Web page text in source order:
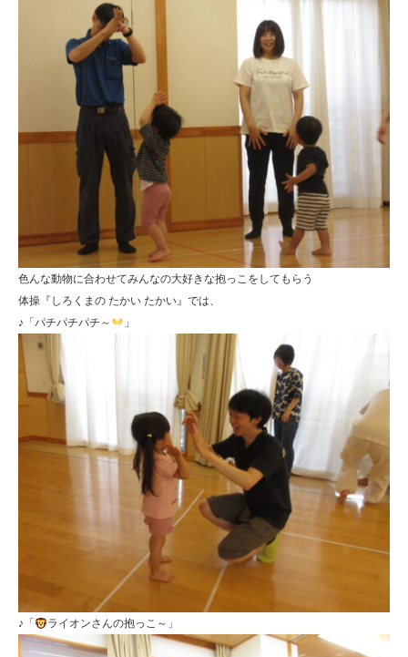
す
色んな動物に合わせてみんなの大好きな抱っこをしてもらう
体操『しろくまの たかい たかい』では、
♪「パチパチパチ～
」
♪「 ライオンさんの抱っこ～」